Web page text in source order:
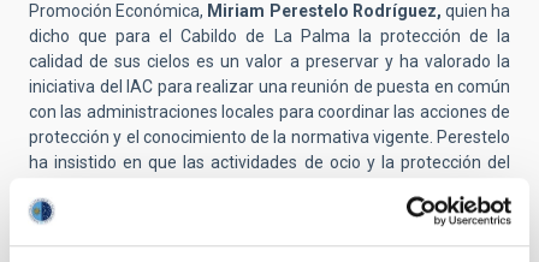
Promoción Económica, Miriam Perestelo Rodríguez, quien ha
dicho que para el Cabildo de La Palma la protección de la
calidad de sus cielos es un valor a preservar y ha valorado la
iniciativa del IAC para realizar una reunión de puesta en común
con las administraciones locales para coordinar las acciones de
protección y el conocimiento de la normativa vigente. Perestelo
ha insistido en que las actividades de ocio y la protección del
El IAC ha recordado que los cielos oscuros de la Isla de La
Palma son un bien a proteger por todas las entidades